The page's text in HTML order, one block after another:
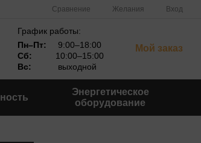
Сравнение Желания Вход
График работы:
Пн–Пт:
9:00–18:00
Сб:
10:00–15:00
Вс:
выходной
Мой заказ
Энергетическое
оборудование